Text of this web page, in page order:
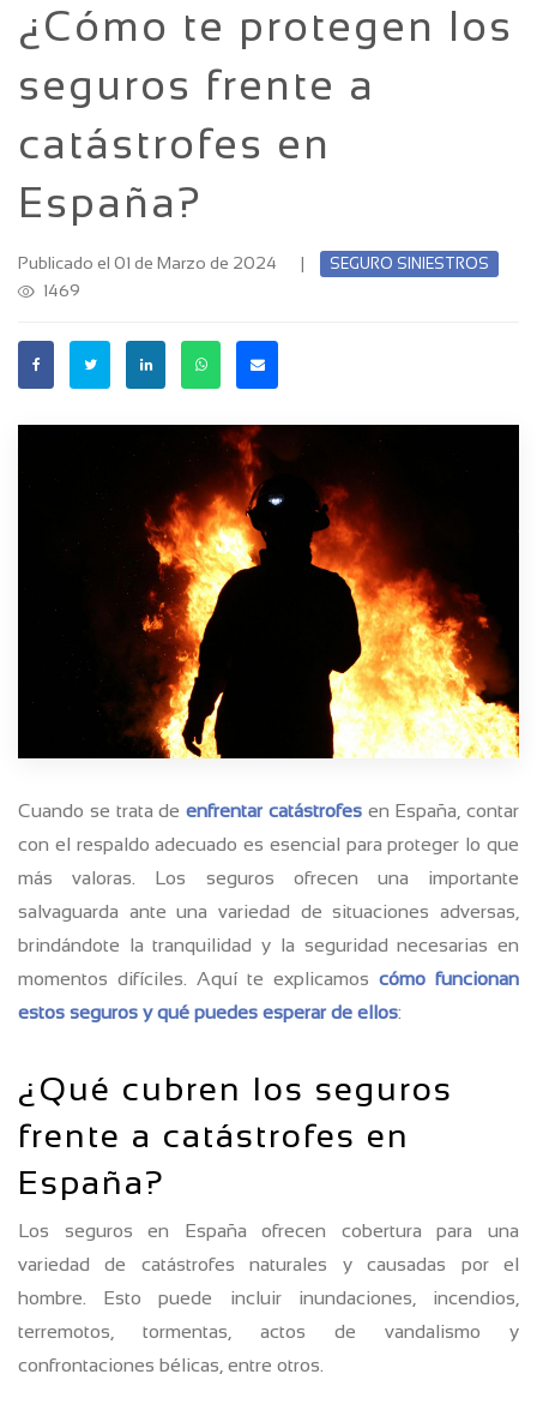
¿Cómo te protegen los
seguros frente a
catástrofes en
España?
Publicado el 01 de Marzo de 2024 | SEGURO SINIESTROS
1469
Cuando se trata de enfrentar catástrofesen España, contar
con el respaldo adecuado es esencial para proteger lo que
más valoras. Los seguros ofrecen una importante
salvaguarda ante una variedad de situaciones adversas,
brindándote la tranquilidad y la seguridad necesarias en
momentos difíciles. Aquí te explicamos cómo funcionan
estos seguros y qué puedes esperar de ellos:
¿Qué cubren los seguros
frente a catástrofes en
España?
Los seguros en España ofrecen cobertura para una
variedad de catástrofes naturales y causadas por el
hombre. Esto puede incluir inundaciones, incendios,
terremotos, tormentas, actos de vandalismo y
confrontaciones bélicas, entre otros.